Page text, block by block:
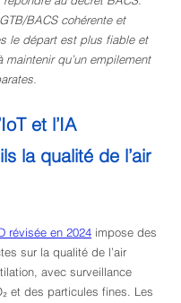
BACS cohérente et
le départ est plus fiable et
maintenir qu’un empilement
et l’IA
la qualité de l’air
révisée en 2024 impose des
sur la qualité de l’air
avec surveillance
et des particules fines. Les